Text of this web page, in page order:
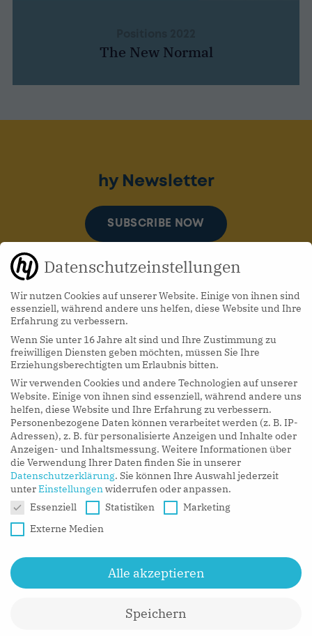
The New Normal
hy Podcasts
LISTEN NOW
hy Newsletter
SUBSCRIBE NOW
Datenschutzeinstellungen
Wir nutzen Cookies auf unserer Website. Einige von ihnen sind
essenziell, während andere uns helfen, diese Website und Ihre
Erfahrung zu verbessern.
Wenn Sie unter 16 Jahre alt sind und Ihre Zustimmung zu
freiwilligen Diensten geben möchten, müssen Sie Ihre
Erziehungsberechtigten um Erlaubnis bitten.
Wir verwenden Cookies und andere Technologien auf unserer
Website. Einige von ihnen sind essenziell, während andere uns
helfen, diese Website und Ihre Erfahrung zu verbessern.
Personenbezogene Daten können verarbeitet werden (z. B. IP-
Adressen), z. B. für personalisierte Anzeigen und Inhalte oder
Anzeigen- und Inhaltsmessung. Weitere Informationen über
die Verwendung Ihrer Daten finden Sie in unserer
Datenschutzerklärung. Sie können Ihre Auswahl jederzeit
unterEinstellungenwiderrufen oder anpassen.
Datenschutzeinstellungen
Essenziell Statistiken
Marketing
Externe Medien
Alle akzeptieren
Speichern